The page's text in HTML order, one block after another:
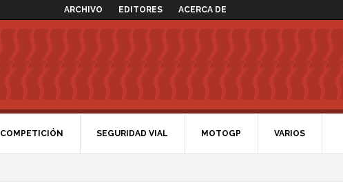
ARCHIVO EDITORES ACERCA DE
COMPETICIÓN SEGURIDAD VIAL MOTOGP VARIOS